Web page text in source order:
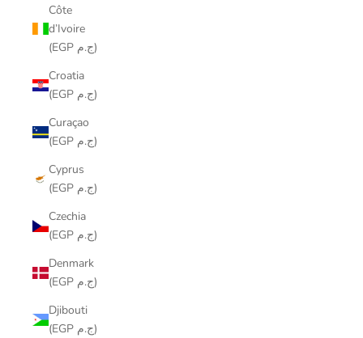
Côte
d’Ivoire
(EGP ج.م)
Croatia
(EGP ج.م)
Curaçao
(EGP ج.م)
Cyprus
(EGP ج.م)
Czechia
(EGP ج.م)
Denmark
(EGP ج.م)
Djibouti
(EGP ج.م)